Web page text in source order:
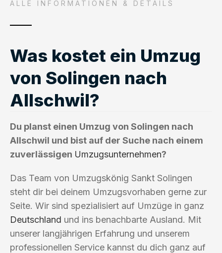
ALLE INFORMATIONEN & DETAILS
Was kostet ein Umzug
von Solingen nach
Allschwil?
Du planst einen Umzug von Solingen nach
Allschwil und bist auf der Suche nach einem
zuverlässigen Umzugsunternehmen?
Das Team von Umzugskönig Sankt Solingen
steht dir bei deinem Umzugsvorhaben gerne zur
Seite. Wir sind spezialisiert auf Umzüge in ganz
Deutschland und ins benachbarte Ausland. Mit
unserer langjährigen Erfahrung und unserem
professionellen Service kannst du dich ganz auf